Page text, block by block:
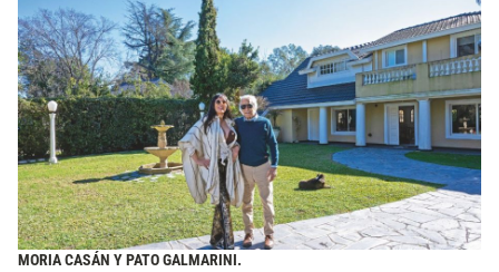
MORIA CASÁN Y PATO GALMARINI.